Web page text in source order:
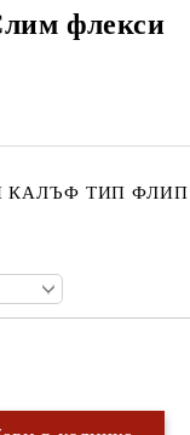
флекси
КАЛЪФ ТИП ФЛИП